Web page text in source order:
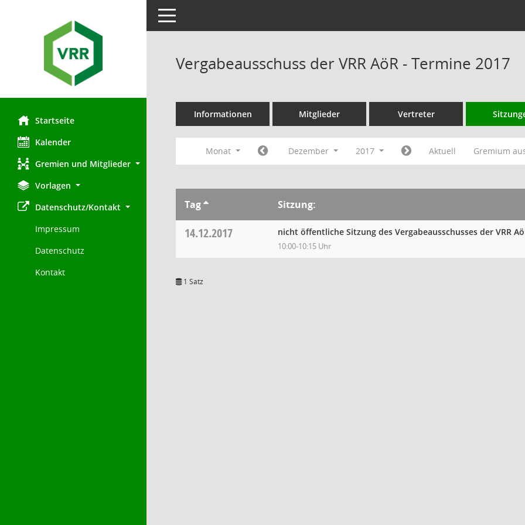
Startseite
Kalender
Gremien und Mitglieder
Vorlagen
Datenschutz/Kontakt
Impressum
Datenschutz
Kontakt
Toggle navigation
Vergabeausschuss der VRR AöR - Termine 2017
Informationen Mitglieder Vertreter
Monat Dezember 2017 Aktuell Gremium
Tag Sitzung:
14.12.2017 nicht öffentliche Sitzung des Vergabeausschusses der VRR
10:00-10:15 Uhr
1 Satz